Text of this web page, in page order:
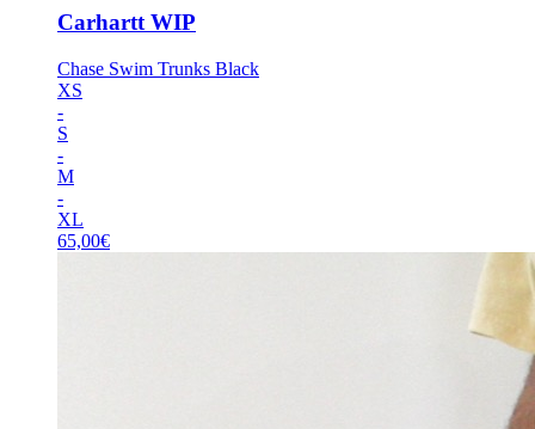
Carhartt WIP
Chase Swim Trunks Black
XS
-
S
-
M
-
XL
65,00€